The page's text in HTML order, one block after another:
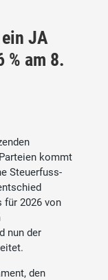
JA
% am 8.
kommt
Steuerfuss-
für 2026 von
nun der
den